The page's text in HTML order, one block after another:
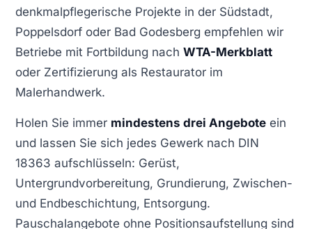
denkmalpflegerische Projekte in der Südstadt,
Poppelsdorf oder Bad Godesberg empfehlen wir
Betriebe mit Fortbildung nach WTA-Merkblatt
oder Zertifizierung als Restaurator im
Malerhandwerk.
Holen Sie immer mindestens drei Angebote ein
und lassen Sie sich jedes Gewerk nach DIN
18363 aufschlüsseln: Gerüst,
Untergrundvorbereitung, Grundierung, Zwischen-
und Endbeschichtung, Entsorgung.
Pauschalangebote ohne Positionsaufstellung sind